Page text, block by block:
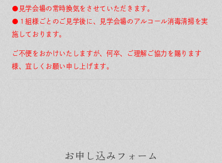
●見学会場の常時換気をさせていただきます。
●１組様ごとのご見学後に、見学会場のアルコール消毒清掃を実
施しております。
ご不便をおかけいたしますが、何卒、ご理解ご協力を賜ります
様、宜しくお願い申し上げます。
お申し込みフォーム